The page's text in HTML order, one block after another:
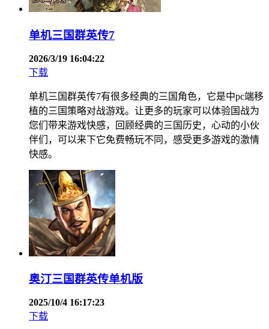
单机三国群英传7
2026/3/19 16:04:22
下载
单机三国群英传7有很多经典的三国角色，它是中pc端移
植的三国策略对战游戏。让更多的玩家可以体验国战为
您们带来游戏快感，回顾经典的三国历史，心动的小伙
伴们，可以来下它免费畅玩不同，感受更多游戏的激情
快感。
奥汀三国群英传单机版
2025/10/4 16:17:23
下载